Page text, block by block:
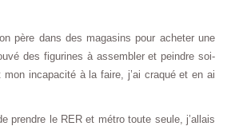
père dans des magasins pour acheter une
des figurines à assembler et peindre soi-
incapacité à la faire, j’ai craqué et en ai
prendre le RER et métro toute seule, j’allais